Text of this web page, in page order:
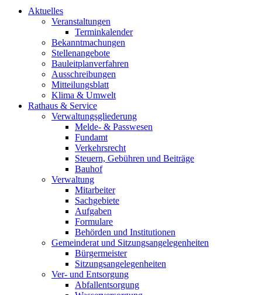
Aktuelles
Veranstaltungen
Terminkalender
Bekanntmachungen
Stellenangebote
Bauleitplanverfahren
Ausschreibungen
Mitteilungsblatt
Klima & Umwelt
Rathaus & Service
Verwaltungsgliederung
Melde- & Passwesen
Fundamt
Verkehrsrecht
Steuern, Gebühren und Beiträge
Bauhof
Verwaltung
Mitarbeiter
Sachgebiete
Aufgaben
Formulare
Behörden und Institutionen
Gemeinderat und Sitzungsangelegenheiten
Bürgermeister
Sitzungsangelegenheiten
Ver- und Entsorgung
Abfallentsorgung